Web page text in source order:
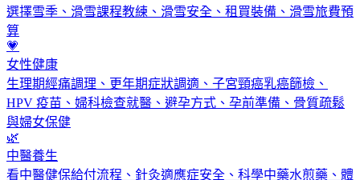
選擇雪季、滑雪課程教練、滑雪安全、租買裝備、滑雪旅費預
算
💗
女性健康
生理期經痛調理、更年期症狀調適、子宮頸癌乳癌篩檢、
HPV 疫苗、婦科檢查就醫、避孕方式、孕前準備、骨質疏鬆
與婦女保健
🌿
中醫養生
看中醫健保給付流程、針灸適應症安全、科學中藥水煎藥、體